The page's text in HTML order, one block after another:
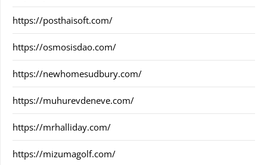
https://posthaisoft.com/
https://osmosisdao.com/
https://newhomesudbury.com/
https://muhurevdeneve.com/
https://mrhalliday.com/
https://mizumagolf.com/